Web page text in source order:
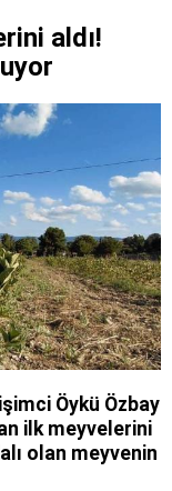
aldı!
Öykü Özbay
ilk meyvelerini
olan meyvenin